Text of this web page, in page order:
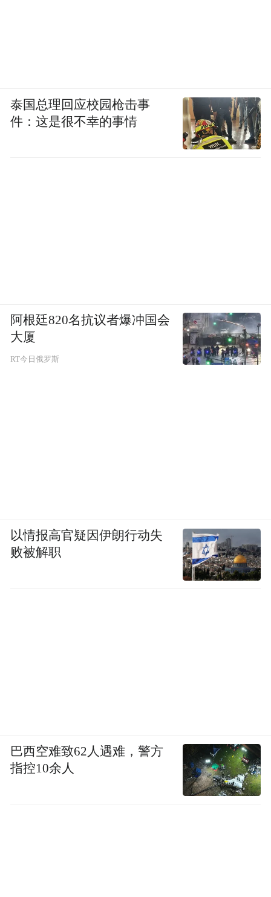
泰国总理回应校园枪击事
件：这是很不幸的事情
阿根廷820名抗议者爆冲国会
大厦
RT今日俄罗斯
以情报高官疑因伊朗行动失
败被解职
巴西空难致62人遇难，警方
指控10余人